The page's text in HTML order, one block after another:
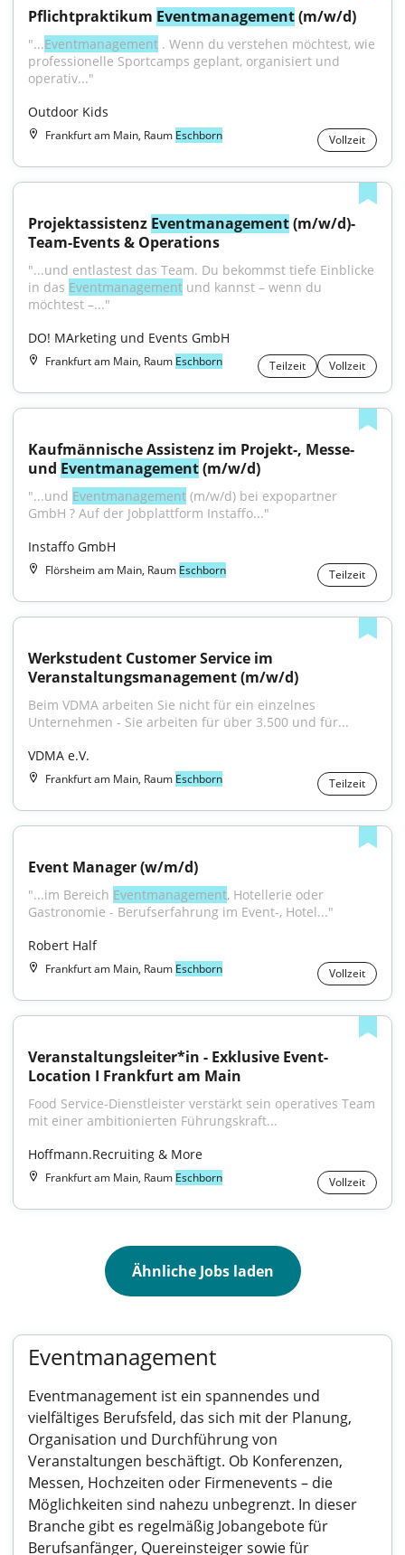
Pflichtpraktikum Eventmanagement (m/w/d)
"...Eventmanagement . Wenn du verstehen möchtest, wie
professionelle Sportcamps geplant, organisiert und
operativ..."
Outdoor Kids
Frankfurt am Main, Raum Eschborn Vollzeit
Projektassistenz Eventmanagement (m/w/d)-
Team-Events & Operations
"...und entlastest das Team. Du bekommst tiefe Einblicke
in das Eventmanagement und kannst – wenn du
möchtest –..."
DO! MArketing und Events GmbH
Frankfurt am Main, Raum Eschborn Teilzeit Vollzeit
Kaufmännische Assistenz im Projekt-, Messe-
und Eventmanagement (m/w/d)
"...und Eventmanagement (m/w/d) bei expopartner
GmbH ? Auf der Jobplattform Instaffo..."
Instaffo GmbH
Flörsheim am Main, Raum Eschborn Teilzeit
Werkstudent Customer Service im
Veranstaltungsmanagement (m/w/d)
Beim VDMA arbeiten Sie nicht für ein einzelnes
Unternehmen - Sie arbeiten für über 3.500 und für...
VDMA e.V.
Frankfurt am Main, Raum Eschborn Teilzeit
Event Manager (w/m/d)
"...im Bereich Eventmanagement, Hotellerie oder
Gastronomie - Berufserfahrung im Event-, Hotel..."
Robert Half
Frankfurt am Main, Raum Eschborn Vollzeit
Veranstaltungsleiter*in - Exklusive Event-
Location I Frankfurt am Main
Food Service-Dienstleister verstärkt sein operatives Team
mit einer ambitionierten Führungskraft...
Hoffmann.Recruiting & More
Frankfurt am Main, Raum Eschborn Vollzeit
Ähnliche Jobs laden
Eventmanagement
Eventmanagement ist ein spannendes und
vielfältiges Berufsfeld, das sich mit der Planung,
Organisation und Durchführung von
Veranstaltungen beschäftigt. Ob Konferenzen,
Messen, Hochzeiten oder Firmenevents – die
Möglichkeiten sind nahezu unbegrenzt. In dieser
Branche gibt es regelmäßig Jobangebote für
Berufsanfänger, Quereinsteiger sowie für